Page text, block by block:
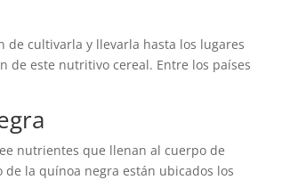
de cultivarla y llevarla hasta los lugares
de este nutritivo cereal. Entre los países
nutrientes que llenan al cuerpo de
la quínoa negra están ubicados los